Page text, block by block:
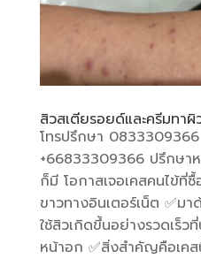
สิวสเตียรอยด์และครีมทาผิ
โทรปรึกษา
+66833309366 ปรึกษ
ก็มี โอกาสเจอเคสคนไข้
ขาวทางอินเตอร์เน็ต ✅ม
ใช้สิวเกิดขึ้นอย่างรวดเร็ว
หน้าอก ✅สิ่งสำคัญคือเค